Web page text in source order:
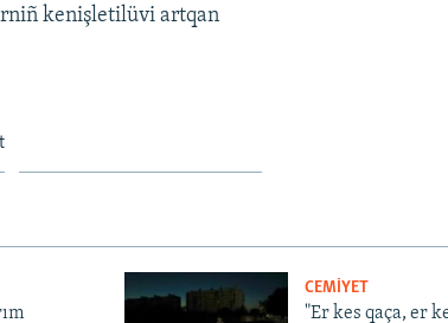
kenişletilüvi artqan
CEMİYET
"Er kes qaça, er